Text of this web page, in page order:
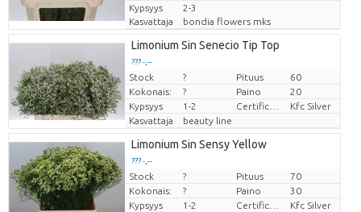
Kypsyys
2-3
Kasvattaja
bondia flowers mks
Limonium Sin Senecio Tip Top
??? -,--
Hinta per kappale
Stock ? Pituus
60
Kokonais:
? Paino
20
Kypsyys
1-2
Kfc Silver
Kasvattaja
beauty line
Limonium Sin Sensy Yellow
??? -,--
Hinta per kappale
Stock ? Pituus
70
Kokonais:
? Paino
30
Kypsyys
1-2
Kfc Silver